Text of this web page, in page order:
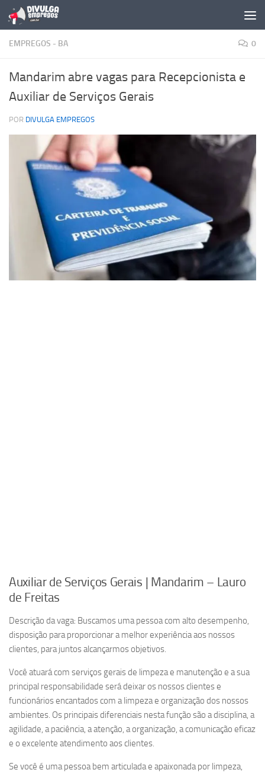
Skip to content
EMPREGOS - BA 0
Mandarim abre vagas para Recepcionista e
Auxiliar de Serviços Gerais
POR DIVULGA EMPREGOS
Auxiliar de Serviços Gerais | Mandarim – Lauro
de Freitas
Descrição da vaga: Buscamos uma pessoa com alto desempenho,
disposição para proporcionar a melhor experiência aos nossos
clientes, para juntos alcançarmos objetivos.
Você atuará com serviços gerais de limpeza e manutenção e a sua
principal responsabilidade será deixar os nossos clientes e
funcionários encantados com a limpeza e organização dos nossos
ambientes. Os principais diferenciais nesta função são a disciplina, a
agilidade, a paciência, a atenção, a organização, a comunicação eficaz
e o excelente atendimento aos clientes.
Se você é uma pessoa bem articulada e apaixonada por limpeza,